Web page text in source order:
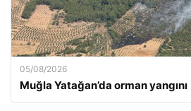
05/08/2026
Muğla Yatağan’da orman yangını